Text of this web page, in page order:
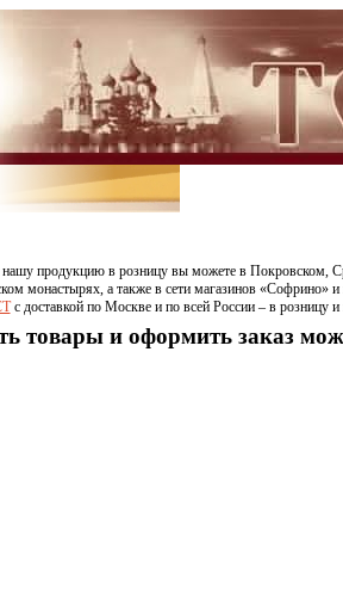
продукцию в розницу вы можете в Покровском,
монастырях, а также в сети магазинов «Софрино» и
c доставкой по Москве и по всей России – в розницу
товары и оформить заказ